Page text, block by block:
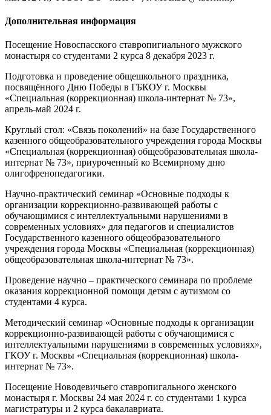
Дополнительная информация
Посещение Новоспасского ставропигиального мужского
монастыря со студентами 2 курса 8 декабря 2023 г.
Подготовка и проведение общешкольного праздника,
посвящённого Дню Победы в ГБКОУ г. Москвы
«Специальная (коррекционная) школа-интернат № 73»,
апрель-май 2024 г.
Круглый стол: «Связь поколений» на базе Государственного
казенного общеобразовательного учреждения города Москвы
«Специальная (коррекционная) общеобразовательная школа-
интернат № 73», приуроченный ко Всемирному дню
олигофренопедагогики.
Научно-практический семинар «Основные подходы к
организации коррекционно-развивающей работы с
обучающимися с интеллектуальными нарушениями в
современных условиях» для педагогов и специалистов
Государственного казенного общеобразовательного
учреждения города Москвы «Специальная (коррекционная)
общеобразовательная школа-интернат № 73».
Проведение научно – практического семинара по проблеме
оказания коррекционной помощи детям с аутизмом со
студентами 4 курса.
Методический семинар «Основные подходы к организации
коррекционно-развивающей работы с обучающимися с
интеллектуальными нарушениями в современных условиях»,
ГКОУ г. Москвы «Специальная (коррекционная) школа-
интернат № 73».
Посещение Новодевичьего ставропигального женского
монастыря г. Москвы 24 мая 2024 г. со студентами 1 курса
магистратуры и 2 курса бакалавриата.